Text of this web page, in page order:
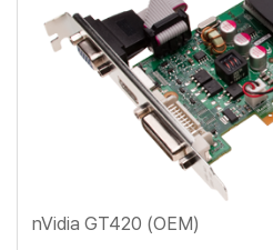
nVidia GT420 (OEM)